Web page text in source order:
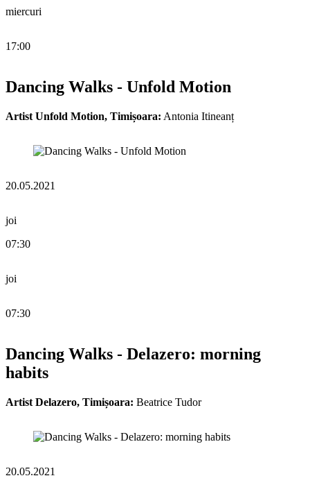
miercuri
17:00
Dancing Walks - Unfold Motion
Artist Unfold Motion, Timișoara: Antonia Itineanț
20.05.2021
joi
07:30
joi
07:30
Dancing Walks - Delazero: morning
habits
Artist Delazero, Timișoara: Beatrice Tudor
20.05.2021